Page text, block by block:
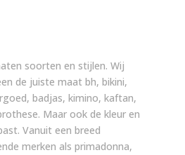
soorten en stijlen. Wij
de juiste maat bh, bikini,
badjas, kimino, kaftan,
Maar ook de kleur en
Vanuit een breed
merken als primadonna,